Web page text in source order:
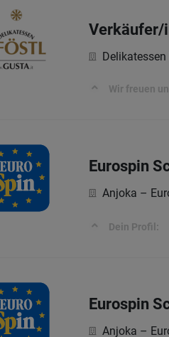
Verkäufer/
Wir freuen
Eurospin
Anjoka –
Dein Profil:
Eurospin
Anjoka –